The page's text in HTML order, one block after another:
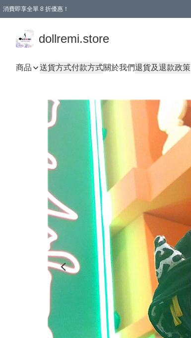
消費即享全單 8 折優惠！
dollremi.store
商品 送貨方式付款方式關於我們退貨及退款政策